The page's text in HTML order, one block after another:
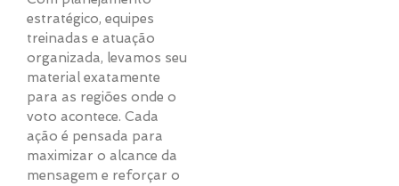
estratégico, equipes
treinadas e atuação
organizada, levamos seu
material exatamente
para as regiões onde o
voto acontece. Cada
ação é pensada para
maximizar o alcance da
mensagem e reforçar o